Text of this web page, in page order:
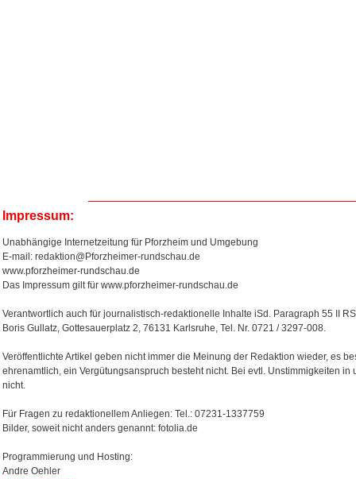
Impressum:
Unabhängige Internetzeitung für Pforzheim und Umgebung
E-mail: redaktion@Pforzheimer-rundschau.de
www.pforzheimer-rundschau.de
Das Impressum gilt für www.pforzheimer-rundschau.de
Verantwortlich auch für journalistisch-redaktionelle Inhalte iSd. Paragraph 55 II
Boris Gullatz, Gottesauerplatz 2, 76131 Karlsruhe, Tel. Nr. 0721 / 3297-008.
Veröffentlichte Artikel geben nicht immer die Meinung der Redaktion wieder, es
ehrenamtlich, ein Vergütungsanspruch besteht nicht. Bei evtl. Unstimmigkeiten
nicht.
Für Fragen zu redaktionellem Anliegen: Tel.: 07231-1337759
Bilder, soweit nicht anders genannt: fotolia.de
Programmierung und Hosting:
Andre Oehler